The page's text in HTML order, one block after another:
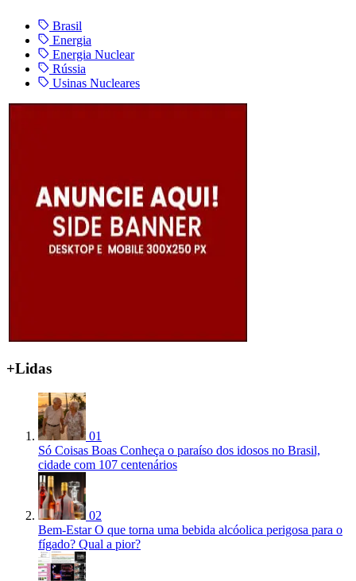
Brasil
Energia
Energia Nuclear
Rússia
Usinas Nucleares
+Lidas
01
Só Coisas Boas Conheça o paraíso dos idosos no Brasil,
cidade com 107 centenários
02
Bem-Estar O que torna uma bebida alcóolica perigosa para o
fígado? Qual a pior?